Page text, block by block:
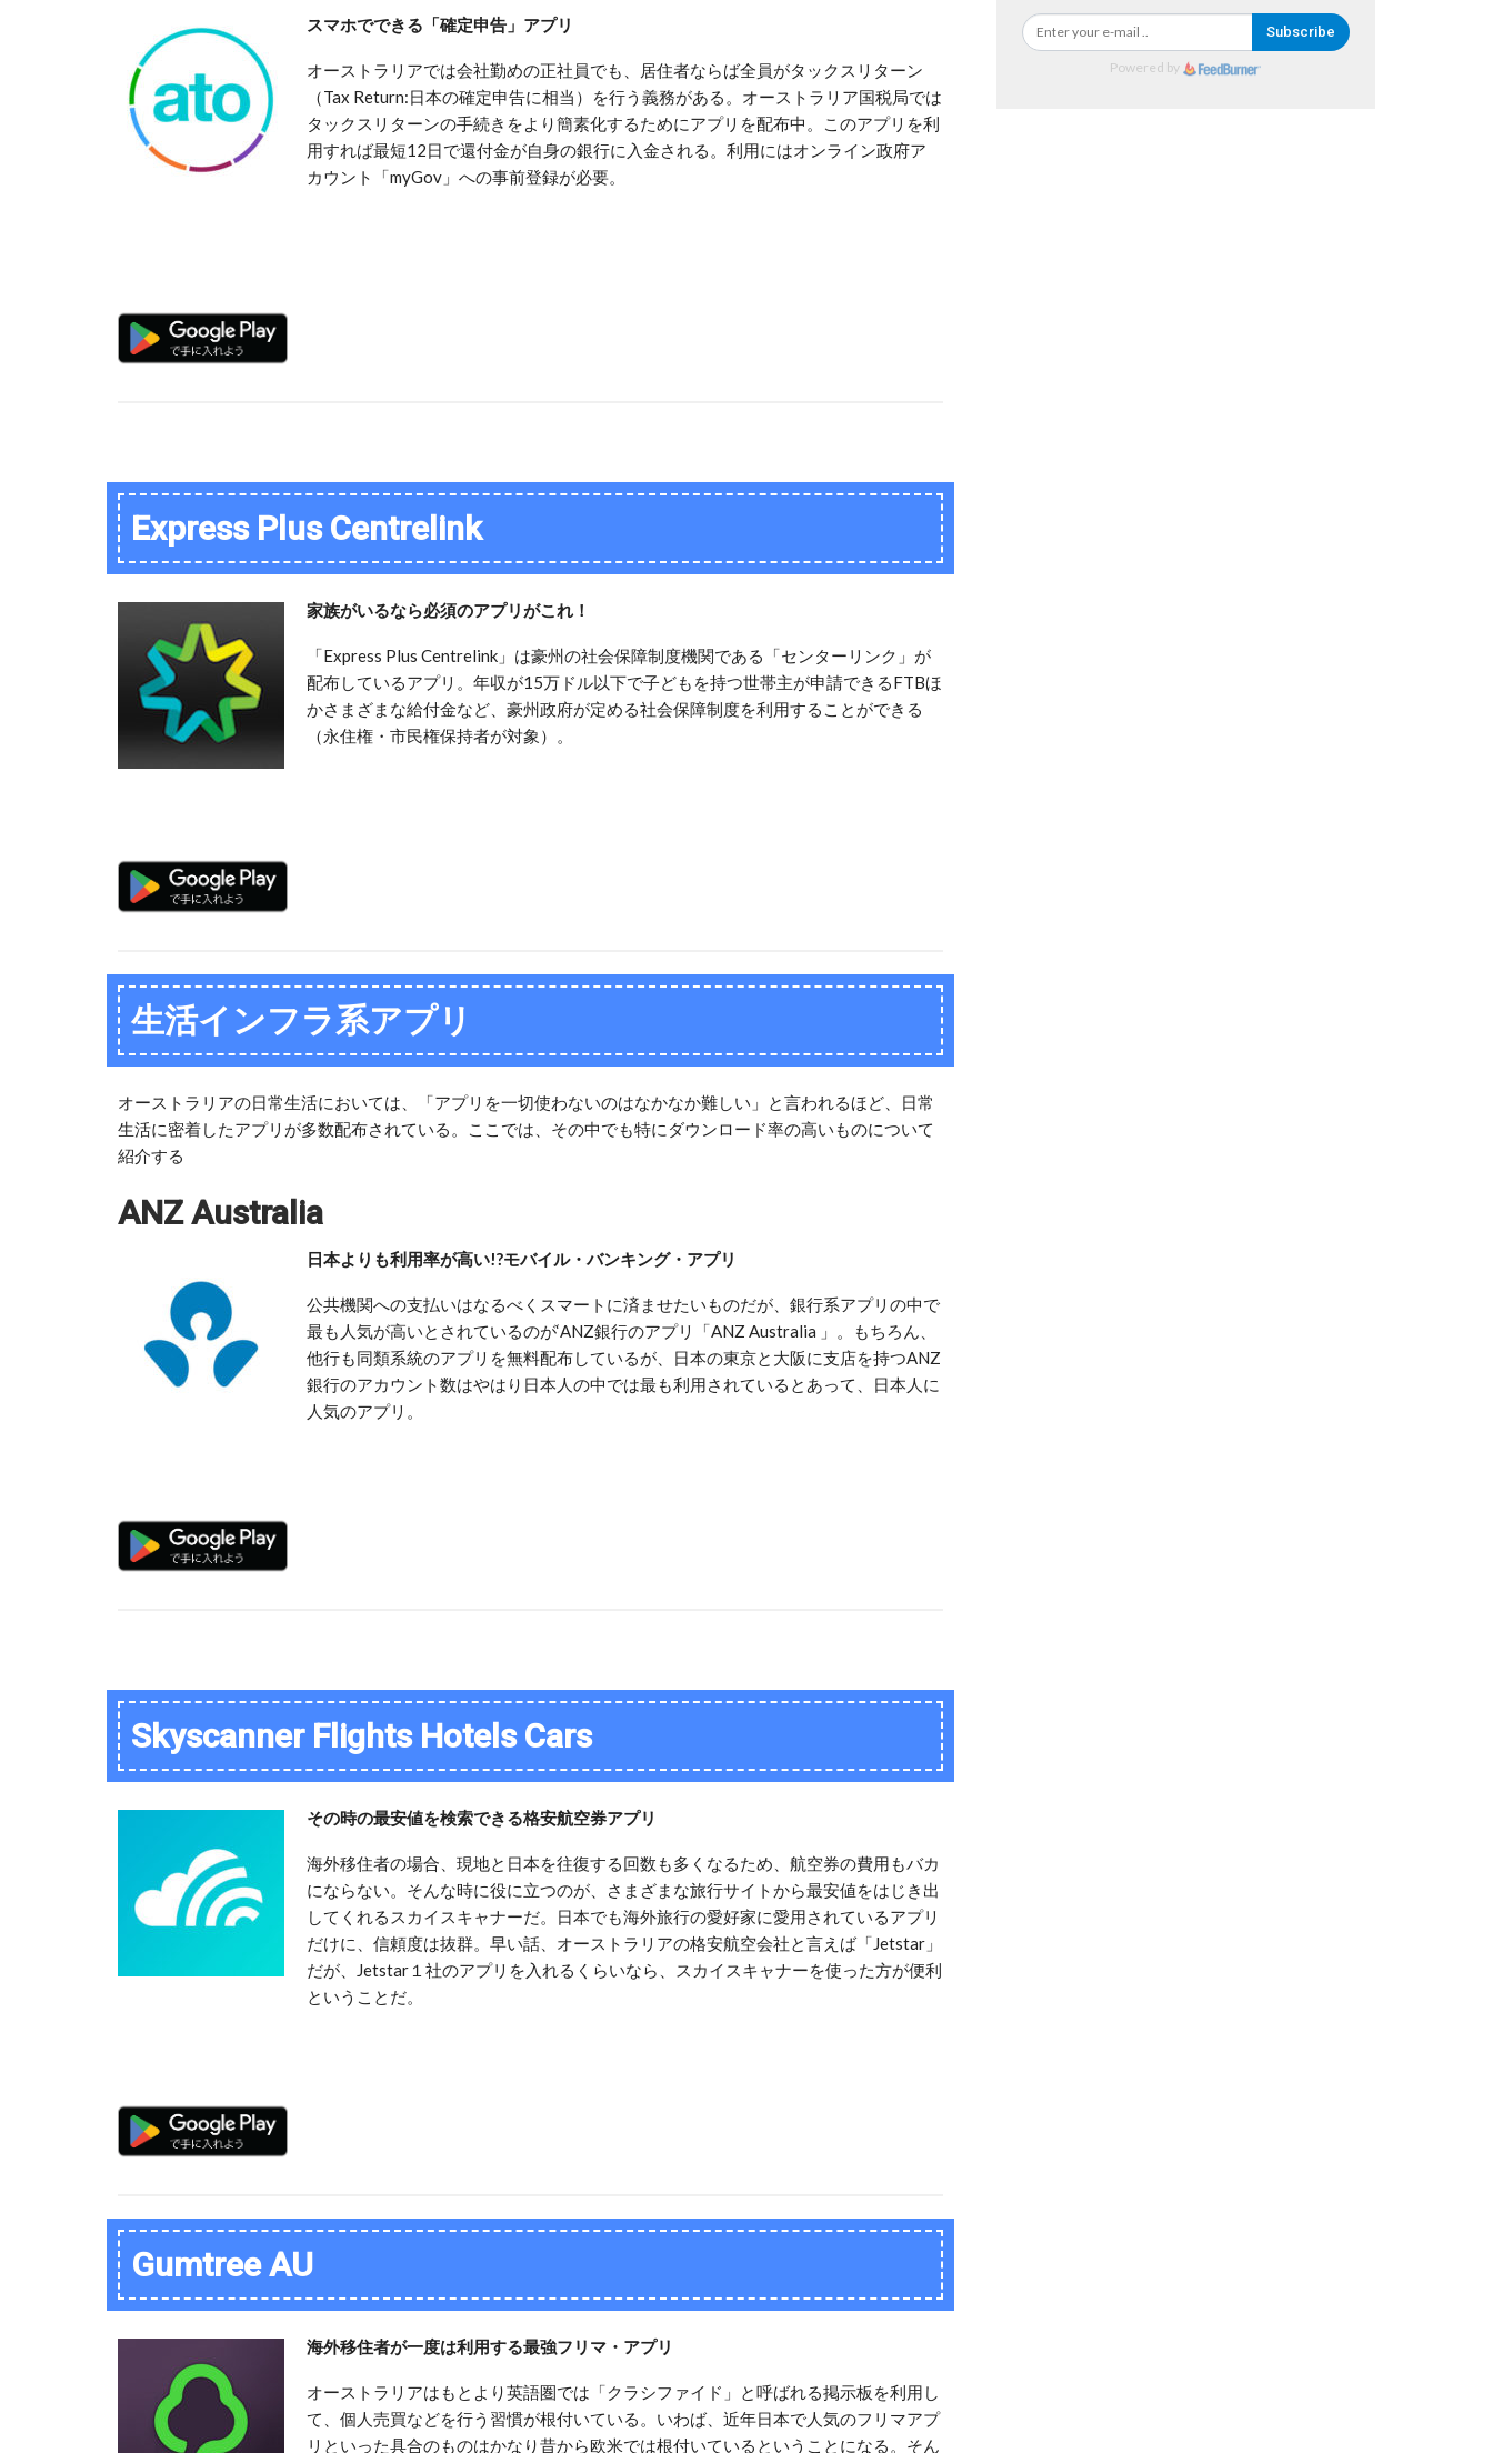
スマホでできる「確定申告」アプリ
オーストラリアでは会社勤めの正社員でも、居住者ならば全員がタックスリターン
（Tax Return:日本の確定申告に相当）を行う義務がある。オーストラリア国税局では
タックスリターンの手続きをより簡素化するためにアプリを配布中。このアプリを利
用すれば最短12日で還付金が自身の銀行に入金される。利用にはオンライン政府ア
カウント「myGov」への事前登録が必要。
Express Plus Centrelink
家族がいるなら必須のアプリがこれ！
「Express Plus Centrelink」は豪州の社会保障制度機関である「センターリンク」が
配布しているアプリ。年収が15万ドル以下で子どもを持つ世帯主が申請できるFTBほ
かさまざまな給付金など、豪州政府が定める社会保障制度を利用することができる
（永住権・市民権保持者が対象）。
生活インフラ系アプリ
オーストラリアの日常生活においては、「アプリを一切使わないのはなかなか難しい」と言われるほど、日常
生活に密着したアプリが多数配布されている。ここでは、その中でも特にダウンロード率の高いものについて
紹介する
ANZ Australia
日本よりも利用率が高い!?モバイル・バンキング・アプリ
公共機関への支払いはなるべくスマートに済ませたいものだが、銀行系アプリの中で
最も人気が高いとされているのが‘ANZ銀行のアプリ「ANZ Australia 」。もちろん、
他行も同類系統のアプリを無料配布しているが、日本の東京と大阪に支店を持つANZ
銀行のアカウント数はやはり日本人の中では最も利用されているとあって、日本人に
人気のアプリ。
Skyscanner Flights Hotels Cars
その時の最安値を検索できる格安航空券アプリ
海外移住者の場合、現地と日本を往復する回数も多くなるため、航空券の費用もバカ
にならない。そんな時に役に立つのが、さまざまな旅行サイトから最安値をはじき出
してくれるスカイスキャナーだ。日本でも海外旅行の愛好家に愛用されているアプリ
だけに、信頼度は抜群。早い話、オーストラリアの格安航空会社と言えば「Jetstar」
だが、Jetstar１社のアプリを入れるくらいなら、スカイスキャナーを使った方が便利
ということだ。
Gumtree AU
海外移住者が一度は利用する最強フリマ・アプリ
オーストラリアはもとより英語圏では「クラシファイド」と呼ばれる掲示板を利用し
て、個人売買などを行う習慣が根付いている。いわば、近年日本で人気のフリマアプ
リといった具合のものはかなり昔から欧米では根付いているということになる。そん
Subscribe
Powered by